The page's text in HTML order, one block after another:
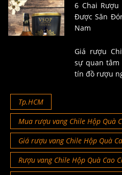
6 Chai Rượu
Được Săn
Nam
Giá rượu
sự quan
tín đồ rượu
Tp.HCM
Mua rượu vang Chile Hộp Quà
Giá rượu vang Chile Hộp Quà
Rượu vang Chile Hộp Quà Cao